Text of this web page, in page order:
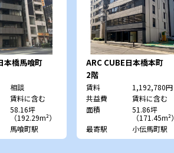
本橋馬喰町
相談
賃料に含む
58.16坪
（192.29m²）
馬喰町駅
ARC CUBE日本橋本町
2階
賃料
1,192,780円
共益費
賃料に含む
面積
51.86坪
（171.45m²）
最寄駅
小伝馬町駅